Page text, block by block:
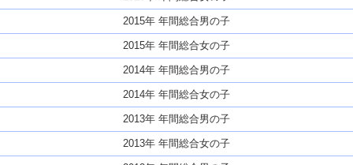
2015年 年間総合男の子
2015年 年間総合女の子
2014年 年間総合男の子
2014年 年間総合女の子
2013年 年間総合男の子
2013年 年間総合女の子